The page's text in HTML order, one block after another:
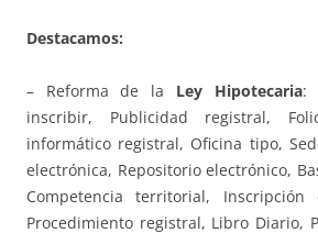
Destacamos:
– Reforma de la Ley Hipotecaria:
inscribir, Publicidad registral,
informático registral, Oficina tipo,
electrónica, Repositorio electrónico,
Competencia territorial, Inscripción
Procedimiento registral, Libro Diario,